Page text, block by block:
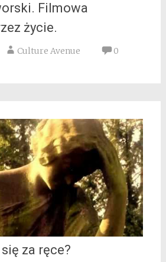
Filmowa
życie.
Culture Avenue
0
za ręce?